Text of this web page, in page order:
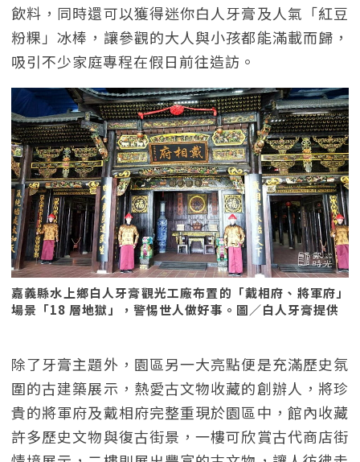
飲料，同時還可以獲得迷你白人牙膏及人氣「紅豆
粉粿」冰棒，讓參觀的大人與小孩都能滿載而歸，
吸引不少家庭專程在假日前往造訪。
嘉義縣水上鄉白人牙膏觀光工廠布置的「戴相府、將軍府」
場景「18 層地獄」，警惕世人做好事。圖／白人牙膏提供
除了牙膏主題外，園區另一大亮點便是充滿歷史氛
圍的古建築展示，熱愛古文物收藏的創辦人，將珍
貴的將軍府及戴相府完整重現於園區中，館內收藏
許多歷史文物與復古街景，一樓可欣賞古代商店街